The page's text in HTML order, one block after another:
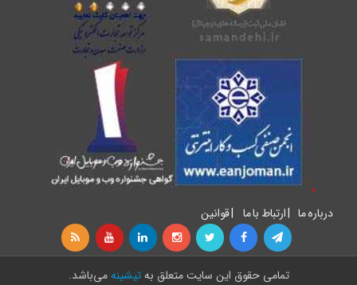
درباره ما |ارتباط با ما |قوانین
تمامی حقوق اين سايت متعلق بهتیشینهمی‌باشد.